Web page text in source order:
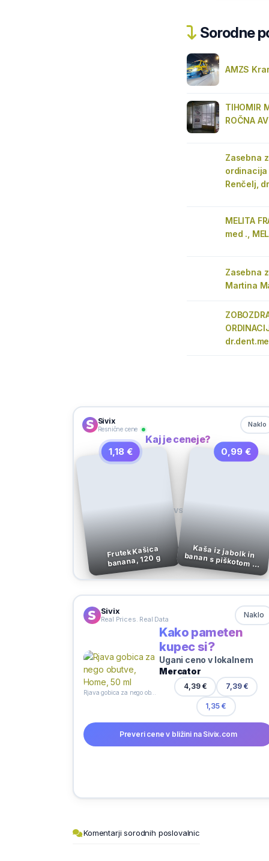
Sorodne
AMZS
TIHOMIR
ROČNA
Zasebna
ordinacija
Renčelj,
MELITA
med .,
Zasebna
Martina
Sivix
Resnične cene
Naklo
Kaj je ceneje?
1,18 €
Frutek Kašica
banana, 120 g
VS
0,99 €
Kaša iz jabolk in banan s piškotom by nature, od 6. meseca
dalje, 100 g
Sivix
Real Prices. Real Data Naklo
Rjava gobica za nego obutve, Home, 50 ml
Kako pameten
kupec si?
Ugani ceno v lokalnem
Mercator
4,39 € 7,39 €
1,35 €
Preveri cene v bližini na Sivix.com
Komentarji sorodnih poslovalnic